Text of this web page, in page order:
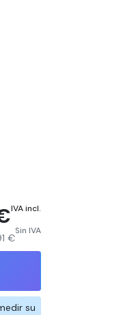
IVA incl.
€
Sin IVA
su